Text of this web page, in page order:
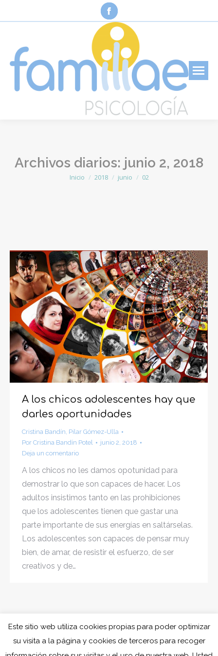
Facebook
page
opens
in
new
Archivos diarios: junio 2, 2018
Estás aquí:
Inicio 2018 junio 02
A los chicos adolescentes hay que
darles oportunidades
Cristina Bandín Pilar Gómez-Ulla
Por Cristina Bandín Potel
junio 2, 2018
Deja un comentario
A los chicos no les damos opotunidad para
demostrar lo que son capaces de hacer. Los
adultos insistimos tanto en las prohibiciones
que los adolescentes tienen que gastar una
parte importante de sus energías en saltárselas.
Los adolescentes son capaces de pensar muy
bien, de amar, de resistir el esfuerzo, de ser
creativos y de…
Este sitio web utiliza cookies propias para poder optimizar
su visita a la página y cookies de terceros para recoger